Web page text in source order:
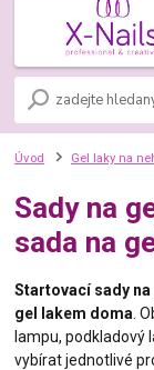
Úvod Gel laky na
Sady na
sada na
Startovací sady
gel lakem doma .
lampu, podkladový
vybírat jednotlivé